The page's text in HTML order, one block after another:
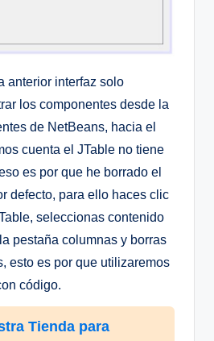
anterior interfaz solo
los componentes desde la
de NetBeans, hacia el
cuenta el JTable no tiene
es por que he borrado el
defecto, para ello haces clic
seleccionas contenido
pestaña columnas y borras
esto es por que utilizaremos
código.
Tienda para